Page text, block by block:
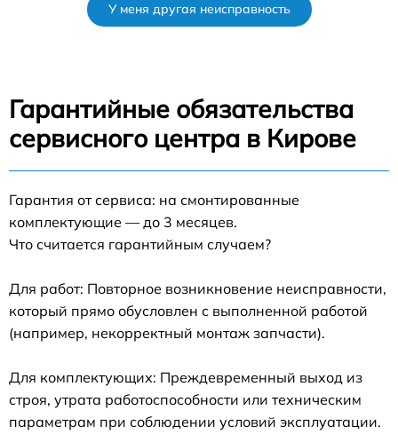
У меня другая неисправность
Гарантийные обязательства
сервисного центра в Кирове
Гарантия от сервиса: на смонтированные
комплектующие — до 3 месяцев.
Что считается гарантийным случаем?
Для работ: Повторное возникновение неисправности,
который прямо обусловлен с выполненной работой
(например, некорректный монтаж запчасти).
Для комплектующих: Преждевременный выход из
строя, утрата работоспособности или техническим
параметрам при соблюдении условий эксплуатации.